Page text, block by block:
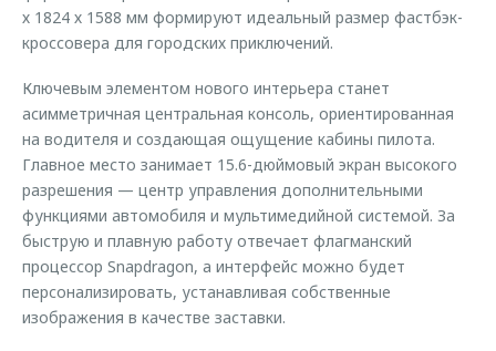
х 1824 х 1588 мм формируют идеальный размер фастбэк-
кроссовера для городских приключений.
Ключевым элементом нового интерьера станет
асимметричная центральная консоль, ориентированная
на водителя и создающая ощущение кабины пилота.
Главное место занимает 15.6-дюймовый экран высокого
разрешения — центр управления дополнительными
функциями автомобиля и мультимедийной системой. За
быструю и плавную работу отвечает флагманский
процессор Snapdragon, а интерфейс можно будет
персонализировать, устанавливая собственные
изображения в качестве заставки.